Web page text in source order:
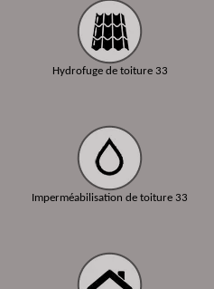
Hydrofuge de toiture 33
Imperméabilisation de toiture 33